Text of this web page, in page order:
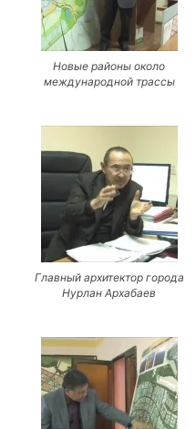
Новые районы около
международной трассы
Главный архитектор города
Нурлан Архабаев